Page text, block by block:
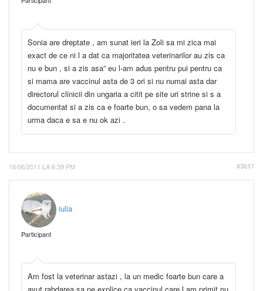
Sonia are dreptate , am sunat ieri la Zoli sa mi zica mai
exact de ce ni l a dat ca majoritatea veterinarilor au zis ca
nu e bun , si a zis asa” eu l-am adus pentru pui pentru ca
si mama are vaccinul asta de 3 ori si nu numai asta dar
directorul clinicii din ungaria a citit pe site uri strine si s a
documentat si a zis ca e foarte bun, o sa vedem pana la
urma daca e sa e nu ok azi .
18/06/2011 LA 6:39 PM #3617
iulia
Participant
Am fost la veterinar astazi , la un medic foarte bun care a